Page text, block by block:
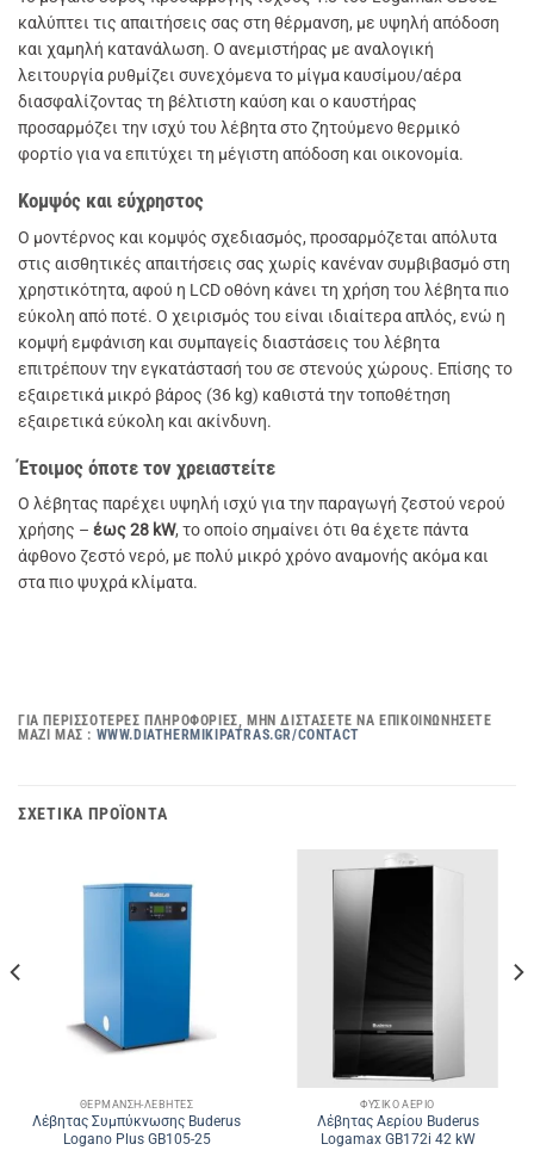
καλύπτει τις απαιτήσεις σας στη θέρμανση, με υψηλή απόδοση
και χαμηλή κατανάλωση. Ο ανεμιστήρας με αναλογική
λειτουργία ρυθμίζει συνεχόμενα το μίγμα καυσίμου/αέρα
διασφαλίζοντας τη βέλτιστη καύση και ο καυστήρας
προσαρμόζει την ισχύ του λέβητα στο ζητούμενο θερμικό
φορτίο για να επιτύχει τη μέγιστη απόδοση και οικονομία.
Κομψός και εύχρηστος
Ο μοντέρνος και κομψός σχεδιασμός, προσαρμόζεται απόλυτα
στις αισθητικές απαιτήσεις σας χωρίς κανέναν συμβιβασμό στη
χρηστικότητα, αφού η LCD οθόνη κάνει τη χρήση του λέβητα πιο
εύκολη από ποτέ. Ο χειρισμός του είναι ιδιαίτερα απλός, ενώ η
κομψή εμφάνιση και συμπαγείς διαστάσεις του λέβητα
επιτρέπουν την εγκατάστασή του σε στενούς χώρους. Επίσης το
εξαιρετικά μικρό βάρος (36 kg) καθιστά την τοποθέτηση
εξαιρετικά εύκολη και ακίνδυνη.
Έτοιμος όποτε τον χρειαστείτε
Ο λέβητας παρέχει υψηλή ισχύ για την παραγωγή ζεστού νερού
χρήσης – έως 28 kW, το οποίο σημαίνει ότι θα έχετε πάντα
άφθονο ζεστό νερό, με πολύ μικρό χρόνο αναμονής ακόμα και
στα πιο ψυχρά κλίματα.
ΓΙΑ ΠΕΡΙΣΣΌΤΕΡΕΣ ΠΛΗΡΟΦΟΡΊΕΣ, ΜΗΝ ΔΙΣΤΆΣΕΤΕ ΝΑ ΕΠΙΚΟΙΝΩΝΉΣΕΤΕ
ΜΑΖΊ ΜΑΣ : WWW.DIATHERMIKIPATRAS.GR/CONTACT
ΣΧΕΤΙΚΆ ΠΡΟΪΌΝΤΑ
ΘΈΡΜΑΝΣΗ-ΛΈΒΗΤΕΣ
Λέβητας Συμπύκνωσης Buderus
Logano Plus GB105-25
ΦΥΣΙΚΌ ΑΈΡΙΟ
Λέβητας Αερίου Buderus
Logamax GB172i 42 kW